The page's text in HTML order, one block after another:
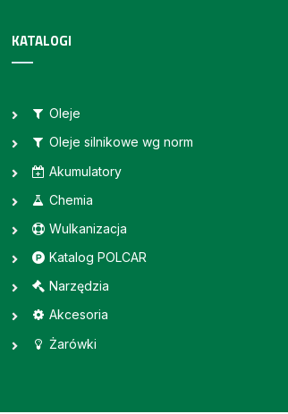
KATALOGI
Oleje
Oleje silnikowe wg norm
Akumulatory
Chemia
Wulkanizacja
Katalog POLCAR
Narzędzia
Akcesoria
Żarówki